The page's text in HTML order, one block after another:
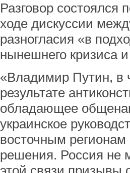
Разговор состоялся
ходе дискуссии
разногласия «в
нынешнего кризиса
«Владимир Путин, в
результате
обладающее
украинское
восточным
решения. Россия не